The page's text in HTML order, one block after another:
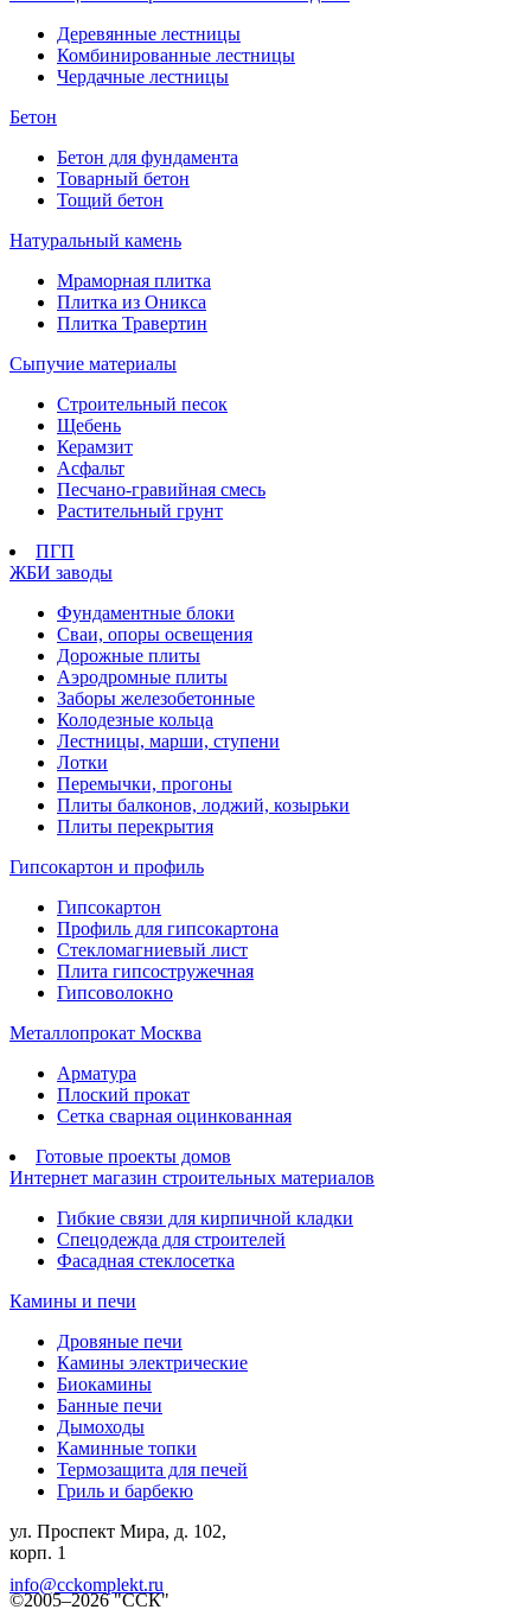
Деревянные лестницы
Комбинированные лестницы
Чердачные лестницы
Бетон
Бетон для фундамента
Товарный бетон
Тощий бетон
Натуральный камень
Мраморная плитка
Плитка из Оникса
Плитка Травертин
Сыпучие материалы
Строительный песок
Щебень
Керамзит
Асфальт
Песчано-гравийная смесь
Растительный грунт
ПГП
ЖБИ заводы
Фундаментные блоки
Сваи, опоры освещения
Дорожные плиты
Аэродромные плиты
Заборы железобетонные
Колодезные кольца
Лестницы, марши, ступени
Лотки
Перемычки, прогоны
Плиты балконов, лоджий, козырьки
Плиты перекрытия
Гипсокартон и профиль
Гипсокартон
Профиль для гипсокартона
Стекломагниевый лист
Плита гипсостружечная
Гипсоволокно
Металлопрокат Москва
Арматура
Плоский прокат
Сетка сварная оцинкованная
Готовые проекты домов
Интернет магазин строительных материалов
Гибкие связи для кирпичной кладки
Спецодежда для строителей
Фасадная стеклосетка
Камины и печи
Дровяные печи
Камины электрические
Биокамины
Банные печи
Дымоходы
Каминные топки
Термозащита для печей
Гриль и барбекю
ул. Проспект Мира, д. 102,
корп. 1
info@cckomplekt.ru
©2005–2026 "ССК"